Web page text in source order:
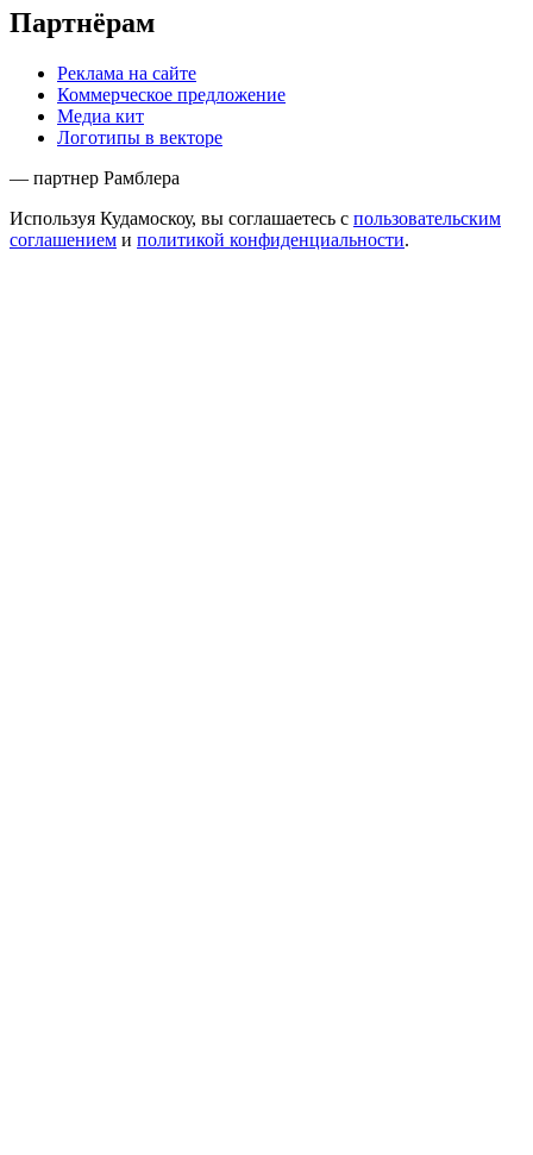
Партнёрам
Реклама на сайте
Коммерческое предложение
Медиа кит
Логотипы в векторе
— партнер Рамблера
Используя Кудамоскоу, вы соглашаетесь с пользовательским
соглашением и политикой конфиденциальности.